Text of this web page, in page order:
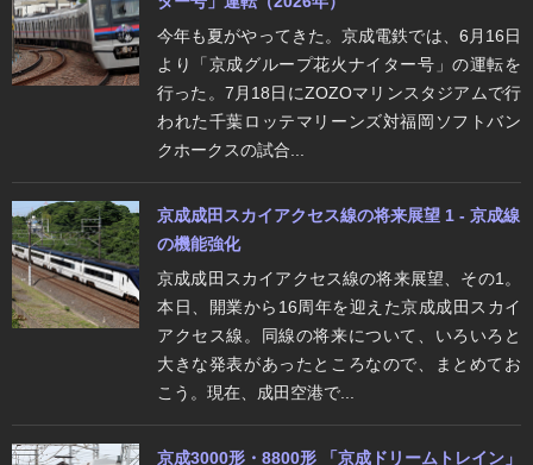
今年も夏がやってきた。京成電鉄では、6月16日
より「京成グループ花火ナイター号」の運転を
行った。7月18日にZOZOマリンスタジアムで行
われた千葉ロッテマリーンズ対福岡ソフトバン
クホークスの試合...
京成成田スカイアクセス線の将来展望 1 - 京成線
の機能強化
京成成田スカイアクセス線の将来展望、その1。
本日、開業から16周年を迎えた京成成田スカイ
アクセス線。同線の将来について、いろいろと
大きな発表があったところなので、まとめてお
こう。現在、成田空港で...
京成3000形・8800形 「京成ドリームトレイン」